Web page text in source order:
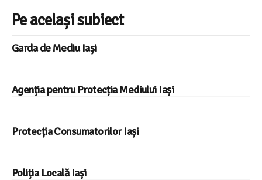
Pe același subiect
Garda de Mediu Iași
Agenția pentru Protecția Mediului Iași
Protecția Consumatorilor Iași
Poliția Locală Iași